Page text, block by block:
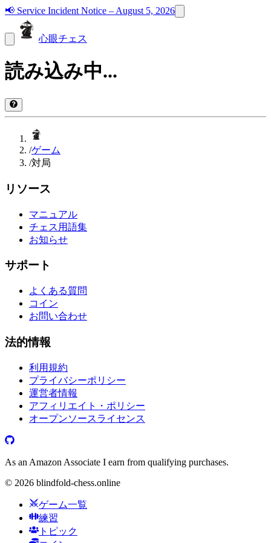
📢 Service Incident Notice – August 5, 2026
心眼チェス
読み込み中...
/ゲーム
/対局
リソース
マニュアル
チェス用語集
お知らせ
サポート
よくある質問
コイン
お問い合わせ
法的情報
利用規約
プライバシーポリシー
運営者情報
アフィリエイト・ポリシー
オープンソースライセンス
As an Amazon Associate I earn from qualifying purchases.
© 2026 blindfold-chess.online
ゲーム一覧
練習
トピック